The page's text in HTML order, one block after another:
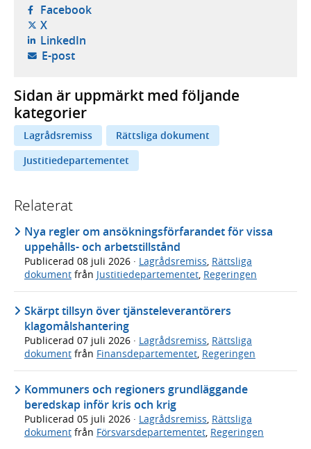
Facebook- öppnas i ny flik, extern webbplats,
X- öppnas i ny flik, extern webbplats,
LinkedIn- öppnas i ny flik, extern webbplats,
E-post- öppnar din e-postklient,
Sidan är uppmärkt med följande
kategorier
Lagrådsremiss
Rättsliga dokument
Justitiedepartementet
Relaterat
Nya regler om ansökningsförfarandet för vissa
uppehålls- och arbetstillstånd
Publicerad 08 juli 2026 · Lagrådsremiss, Rättsliga
dokument från Justitiedepartementet, Regeringen
Skärpt tillsyn över tjänsteleverantörers
klagomålshantering
Publicerad 07 juli 2026 · Lagrådsremiss, Rättsliga
dokument från Finansdepartementet, Regeringen
Kommuners och regioners grundläggande
beredskap inför kris och krig
Publicerad 05 juli 2026 · Lagrådsremiss, Rättsliga
dokument från Försvarsdepartementet, Regeringen